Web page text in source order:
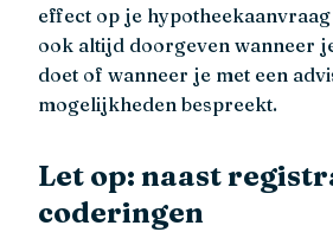
effect op je
ook altijd doorgeven wanneer
doet of wanneer je met een
mogelijkheden bespreekt.
Let op: naast
coderingen